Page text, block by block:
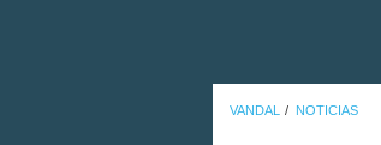
VANDAL NOTICIAS